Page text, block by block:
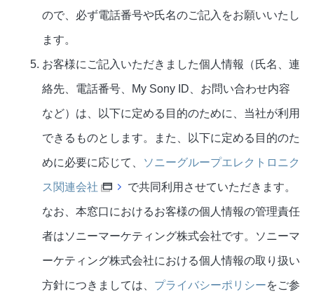
ので、必ず電話番号や氏名のご記入をお願いいたし
ます。
お客様にご記入いただきました個人情報（氏名、連
絡先、電話番号、My Sony ID、お問い合わせ内容
など）は、以下に定める目的のために、当社が利用
できるものとします。また、以下に定める目的のた
めに必要に応じて、 ソニーグループエレクトロニク
ス関連会社 で共同利用させていただきます。
なお、本窓口におけるお客様の個人情報の管理責任
者はソニーマーケティング株式会社です。ソニーマ
ーケティング株式会社における個人情報の取り扱い
方針につきましては、 プライバシーポリシーをご参